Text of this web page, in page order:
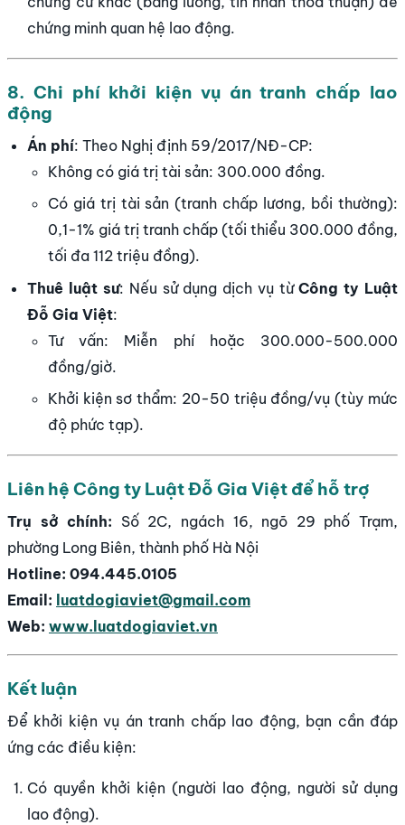
chứng minh quan hệ lao động.
8. Chi phí khởi kiện vụ án tranh chấp lao
động
Án phí: Theo Nghị định 59/2017/NĐ-CP:
Không có giá trị tài sản: 300.000 đồng.
Có giá trị tài sản (tranh chấp lương, bồi thường):
0,1-1% giá trị tranh chấp (tối thiểu 300.000 đồng,
tối đa 112 triệu đồng).
Thuê luật sư: Nếu sử dụng dịch vụ từCông ty Luật
Đỗ Gia Việt:
Tư vấn: Miễn phí hoặc 300.000-500.000
đồng/giờ.
Khởi kiện sơ thẩm: 20-50 triệu đồng/vụ (tùy mức
độ phức tạp).
Liên hệ Công ty Luật Đỗ Gia Việt để hỗ trợ
Trụ sở chính: Số 2C, ngách 16, ngõ 29 phố Trạm,
phường Long Biên, thành phố Hà Nội
Hotline: 094.445.0105
Email: luatdogiaviet@gmail.com
Web: www.luatdogiaviet.vn
Kết luận
Để khởi kiện vụ án tranh chấp lao động, bạn cần đáp
ứng các điều kiện:
Có quyền khởi kiện (người lao động, người sử dụng
lao động).